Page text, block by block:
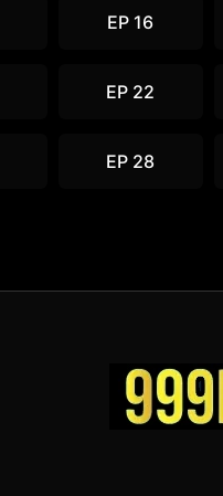
EP 16
EP 22
EP 28